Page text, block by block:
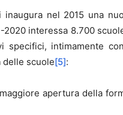
inaugura nel 2015 una
2020 interessa 8.700
intimamente
delle scuole[5]:
apertura della